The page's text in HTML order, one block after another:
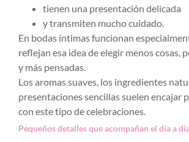
tienen una presentación delicada
y transmiten mucho cuidado.
En bodas íntimas funcionan
reflejan esa idea de elegir menos cosas,
y más pensadas.
Los aromas suaves, los ingredientes
presentaciones sencillas suelen encajar
con este tipo de celebraciones.
Pequeños detalles que acompañan el día a